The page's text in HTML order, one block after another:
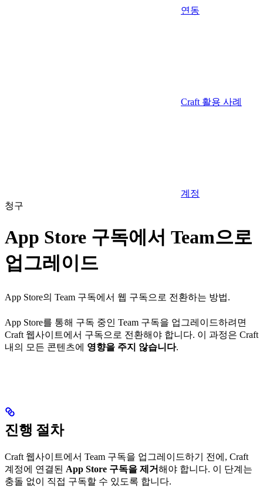
연동
Craft 활용 사례
계정
청구
App Store 구독에서 Team으로
업그레이드
App Store의 Team 구독에서 웹 구독으로 전환하는 방법.
App Store를 통해 구독 중인 Team 구독을 업그레이드하려면
Craft 웹사이트에서 구독으로 전환해야 합니다. 이 과정은 Craft
내의 모든 콘텐츠에 영향을 주지 않습니다.
진행 절차
Craft 웹사이트에서 Team 구독을 업그레이드하기 전에, Craft
계정에 연결된 App Store 구독을 제거해야 합니다. 이 단계는
충돌 없이 직접 구독할 수 있도록 합니다.